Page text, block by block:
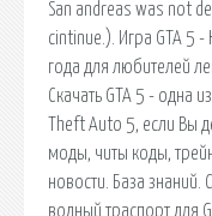
San andreas was not
cintinue.). Игра GTA 5
года для любителей
Скачать GTA 5 - одна
Theft Auto 5, если Вы
моды, читы коды,
новости. База
водный траспорт для